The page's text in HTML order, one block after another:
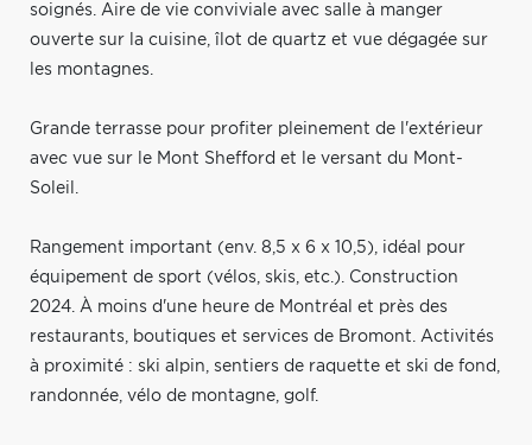
soignés. Aire de vie conviviale avec salle à manger
ouverte sur la cuisine, îlot de quartz et vue dégagée sur
les montagnes.
Grande terrasse pour profiter pleinement de l'extérieur
avec vue sur le Mont Shefford et le versant du Mont-
Soleil.
Rangement important (env. 8,5 x 6 x 10,5), idéal pour
équipement de sport (vélos, skis, etc.). Construction
2024. À moins d'une heure de Montréal et près des
restaurants, boutiques et services de Bromont. Activités
à proximité : ski alpin, sentiers de raquette et ski de fond,
randonnée, vélo de montagne, golf.